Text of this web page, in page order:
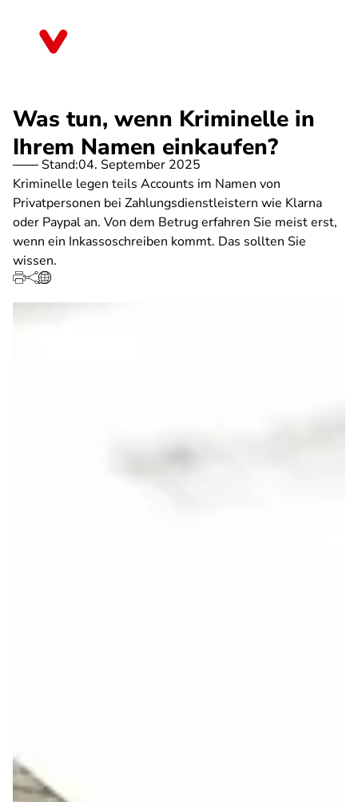
Was tun, wenn Kriminelle in
Ihrem Namen einkaufen?
Stand:04. September 2025
Kriminelle legen teils Accounts im Namen von
Privatpersonen bei Zahlungsdienstleistern wie Klarna
oder Paypal an. Von dem Betrug erfahren Sie meist erst,
wenn ein Inkassoschreiben kommt. Das sollten Sie
wissen.